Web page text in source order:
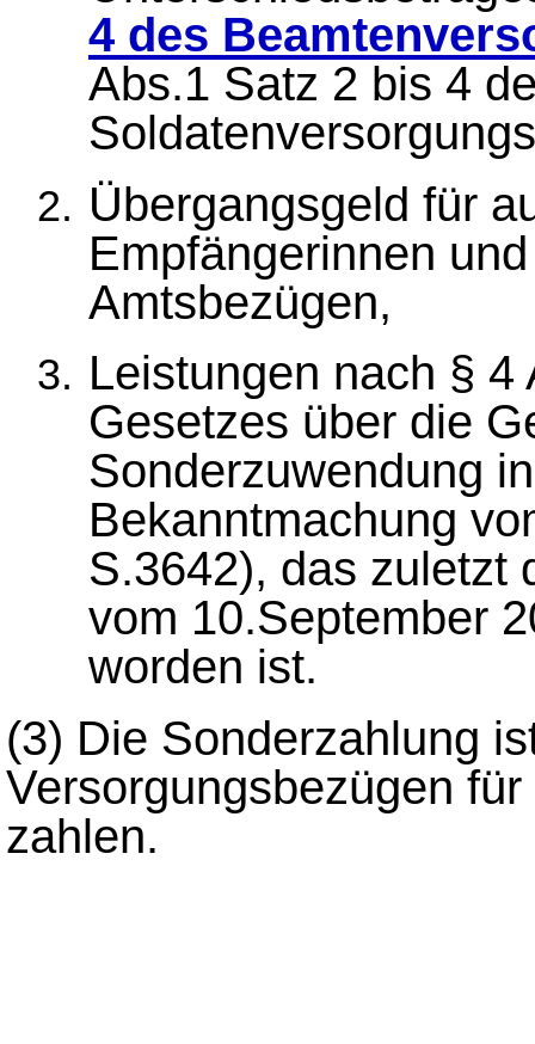
4 des
Abs.1 Satz 2 bis 4
Übergangsgeld für
Empfängerinnen
Amtsbezügen,
Leistungen nach §
Gesetzes über die
Sonderzuwendung
Bekanntmachung
S.3642), das zuletzt
vom 10.September
worden ist.
(3) Die Sonderzahlung
Versorgungsbezügen
zahlen.